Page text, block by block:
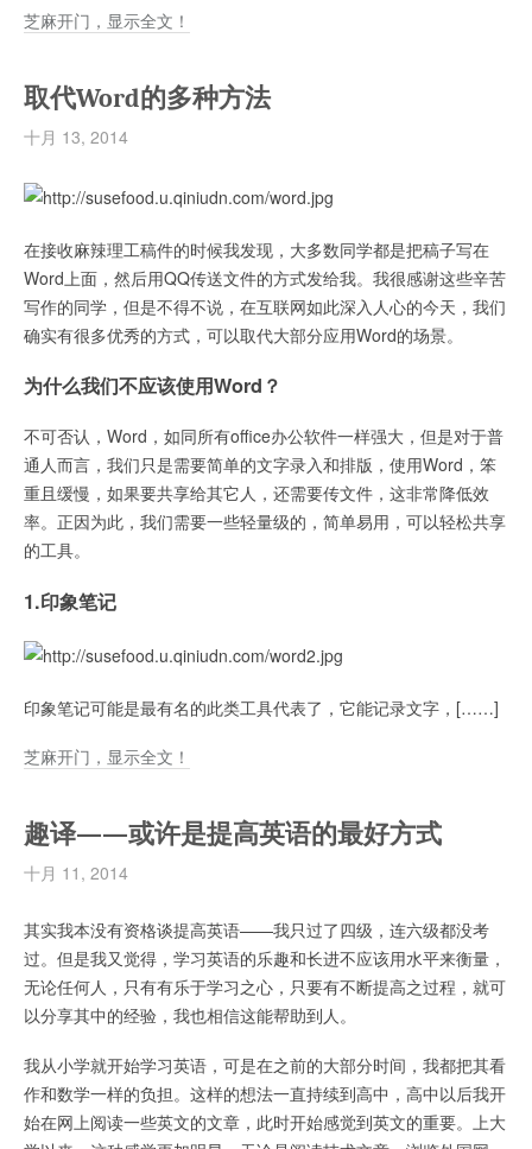
芝麻开门，显示全文！
取代Word的多种方法
十月 13, 2014
在接收麻辣理工稿件的时候我发现，大多数同学都是把稿子写在
Word上面，然后用QQ传送文件的方式发给我。我很感谢这些辛苦
写作的同学，但是不得不说，在互联网如此深入人心的今天，我们
确实有很多优秀的方式，可以取代大部分应用Word的场景。
为什么我们不应该使用Word？
不可否认，Word，如同所有office办公软件一样强大，但是对于普
通人而言，我们只是需要简单的文字录入和排版，使用Word，笨
重且缓慢，如果要共享给其它人，还需要传文件，这非常降低效
率。正因为此，我们需要一些轻量级的，简单易用，可以轻松共享
的工具。
1.印象笔记
印象笔记可能是最有名的此类工具代表了，它能记录文字，[……]
芝麻开门，显示全文！
趣译——或许是提高英语的最好方式
十月 11, 2014
其实我本没有资格谈提高英语——我只过了四级，连六级都没考
过。但是我又觉得，学习英语的乐趣和长进不应该用水平来衡量，
无论任何人，只有有乐于学习之心，只要有不断提高之过程，就可
以分享其中的经验，我也相信这能帮助到人。
我从小学就开始学习英语，可是在之前的大部分时间，我都把其看
作和数学一样的负担。这样的想法一直持续到高中，高中以后我开
始在网上阅读一些英文的文章，此时开始感觉到英文的重要。上大